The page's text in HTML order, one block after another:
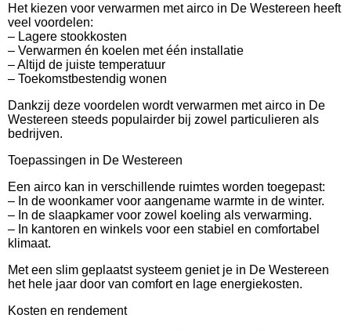
Het kiezen voor verwarmen met airco in De Westereen heeft
veel voordelen:
– Lagere stookkosten
– Verwarmen én koelen met één installatie
– Altijd de juiste temperatuur
– Toekomstbestendig wonen
Dankzij deze voordelen wordt verwarmen met airco in De
Westereen steeds populairder bij zowel particulieren als
bedrijven.
Toepassingen in De Westereen
Een airco kan in verschillende ruimtes worden toegepast:
– In de woonkamer voor aangename warmte in de winter.
– In de slaapkamer voor zowel koeling als verwarming.
– In kantoren en winkels voor een stabiel en comfortabel
klimaat.
Met een slim geplaatst systeem geniet je in De Westereen
het hele jaar door van comfort en lage energiekosten.
Kosten en rendement